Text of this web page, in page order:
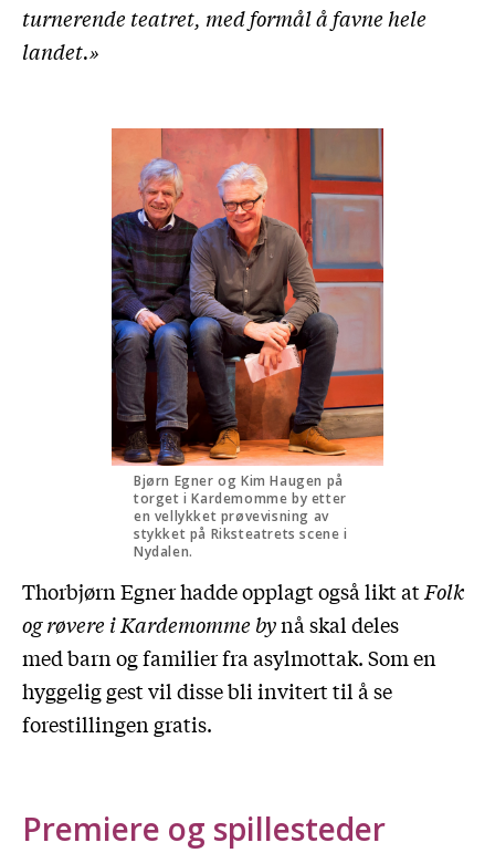
turnerende teatret, med formål å favne hele
landet.»
Bjørn Egner og Kim Haugen på
torget i Kardemomme by etter
en vellykket prøvevisning av
stykket på Riksteatrets scene i
Nydalen.
Thorbjørn Egner hadde opplagt også likt atFolk
og røvere i Kardemomme bynå skal deles
med barn og familier fra asylmottak. Som en
hyggelig gest vil disse bli invitert til å se
forestillingen gratis.
Premiere og spillesteder